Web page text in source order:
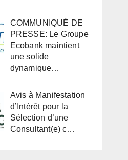
COMMUNIQUÉ DE
PRESSE: Le Groupe
Ecobank maintient
une solide
dynamique…
Avis à Manifestation
d’Intérêt pour la
Sélection d’une
Consultant(e) c…